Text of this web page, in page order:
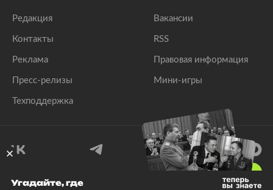
Редакция
Контакты
Реклама
Пресс-релизы
Техподдержка
Вакансии
RSS
Правовая информация
Мини-игры
Угадайте, где